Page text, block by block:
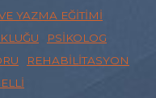
YAZMA EĞITIMI
PSIKOLOG
REHABILITASYON